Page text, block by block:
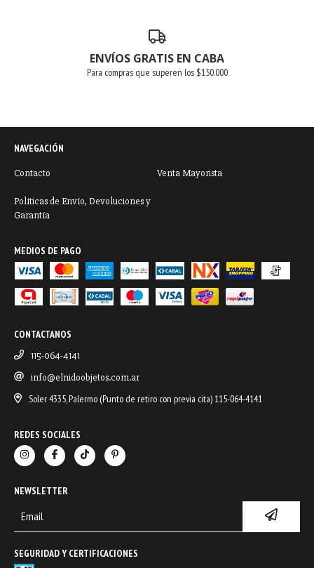
ENVÍOS GRATIS EN CABA
Para compras que superen los $150.000
NAVEGACIÓN
Contacto Venta Mayorista
Políticas de Envío, Devoluciones y
Garantía
MEDIOS DE PAGO
CONTACTANOS
115-064-4141
info@elnidoobjetos.com.ar
Soler 4335, Palermo (Punto de retiro con previa cita) 115-064-4141
REDES SOCIALES
NEWSLETTER
SEGURIDAD Y CERTIFICACIONES